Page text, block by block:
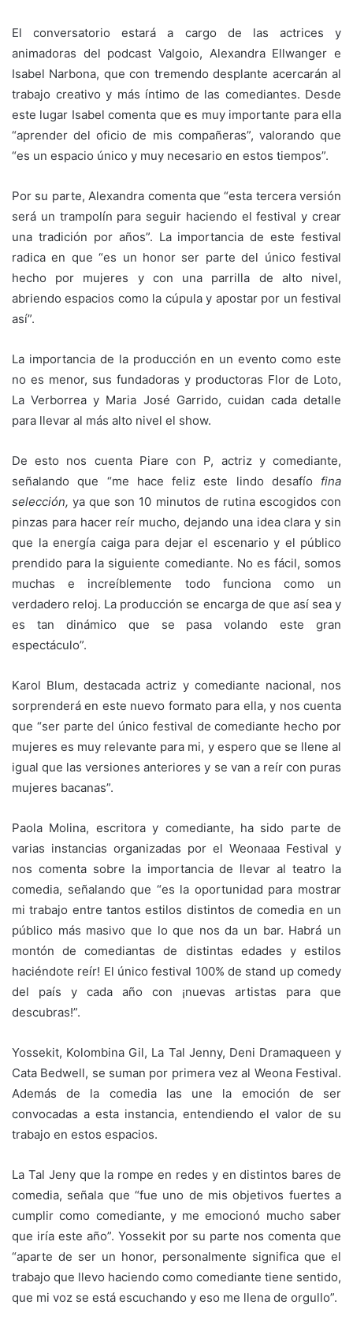
El conversatorio estará a cargo de las actrices y
animadoras del podcast Valgoio, Alexandra Ellwanger e
Isabel Narbona, que con tremendo desplante acercarán al
trabajo creativo y más íntimo de las comediantes. Desde
este lugar Isabel comenta que es muy importante para ella
“aprender del oficio de mis compañeras”, valorando que
“es un espacio único y muy necesario en estos tiempos”.
Por su parte, Alexandra comenta que “esta tercera versión
será un trampolín para seguir haciendo el festival y crear
una tradición por años”. La importancia de este festival
radica en que “es un honor ser parte del único festival
hecho por mujeres y con una parrilla de alto nivel,
abriendo espacios como la cúpula y apostar por un festival
así”.
La importancia de la producción en un evento como este
no es menor, sus fundadoras y productoras Flor de Loto,
La Verborrea y Maria José Garrido, cuidan cada detalle
para llevar al más alto nivel el show.
De esto nos cuenta Piare con P, actriz y comediante,
señalando que “me hace feliz este lindo desafío fina
selección, ya que son 10 minutos de rutina escogidos con
pinzas para hacer reír mucho, dejando una idea clara y sin
que la energía caiga para dejar el escenario y el público
prendido para la siguiente comediante. No es fácil, somos
muchas e increíblemente todo funciona como un
verdadero reloj. La producción se encarga de que así sea y
es tan dinámico que se pasa volando este gran
espectáculo”.
Karol Blum, destacada actriz y comediante nacional, nos
sorprenderá en este nuevo formato para ella, y nos cuenta
que “ser parte del único festival de comediante hecho por
mujeres es muy relevante para mi, y espero que se llene al
igual que las versiones anteriores y se van a reír con puras
mujeres bacanas”.
Paola Molina, escritora y comediante, ha sido parte de
varias instancias organizadas por el Weonaaa Festival y
nos comenta sobre la importancia de llevar al teatro la
comedia, señalando que “es la oportunidad para mostrar
mi trabajo entre tantos estilos distintos de comedia en un
público más masivo que lo que nos da un bar. Habrá un
montón de comediantas de distintas edades y estilos
haciéndote reír! El único festival 100% de stand up comedy
del país y cada año con ¡nuevas artistas para que
descubras!”.
Yossekit, Kolombina Gil, La Tal Jenny, Deni Dramaqueen y
Cata Bedwell, se suman por primera vez al Weona Festival.
Además de la comedia las une la emoción de ser
convocadas a esta instancia, entendiendo el valor de su
trabajo en estos espacios.
La Tal Jeny que la rompe en redes y en distintos bares de
comedia, señala que “fue uno de mis objetivos fuertes a
cumplir como comediante, y me emocionó mucho saber
que iría este año”. Yossekit por su parte nos comenta que
“aparte de ser un honor, personalmente significa que el
trabajo que llevo haciendo como comediante tiene sentido,
que mi voz se está escuchando y eso me llena de orgullo”.